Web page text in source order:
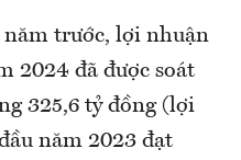
năm trước, lợi nhuận
2024 đã được soát
325,6 tỷ đồng (lợi
năm 2023 đạt